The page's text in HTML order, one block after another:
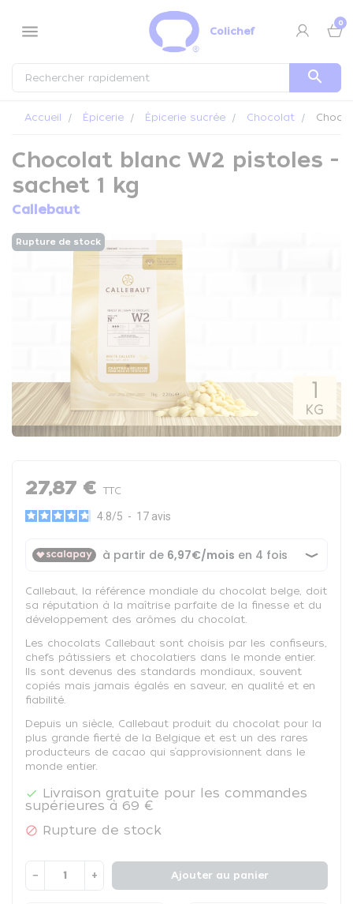
menu Colichef
0
search
Accueil Épicerie Épicerie sucrée Chocolat
Chocolat blanc W2 pistoles -
sachet 1 kg
Callebaut
Rupture de stock
27,87 € TTC
4.8/5 - 17 avis
Callebaut, la référence mondiale du chocolat belge, doit
sa réputation à la maîtrise parfaite de la finesse et du
développement des arômes du chocolat.
Les chocolats Callebaut sont choisis par les confiseurs,
chefs pâtissiers et chocolatiers dans le monde entier.
Ils sont devenus des standards mondiaux, souvent
copiés mais jamais égalés en saveur, en qualité et en
fiabilité.
Depuis un siècle, Callebaut produit du chocolat pour la
plus grande fierté de la Belgique et est un des rares
producteurs de cacao qui s’approvisionnent dans le
monde entier.

Livraison gratuite pour les commandes
supérieures à 69 €
 Rupture de stock
− + Ajouter au panier